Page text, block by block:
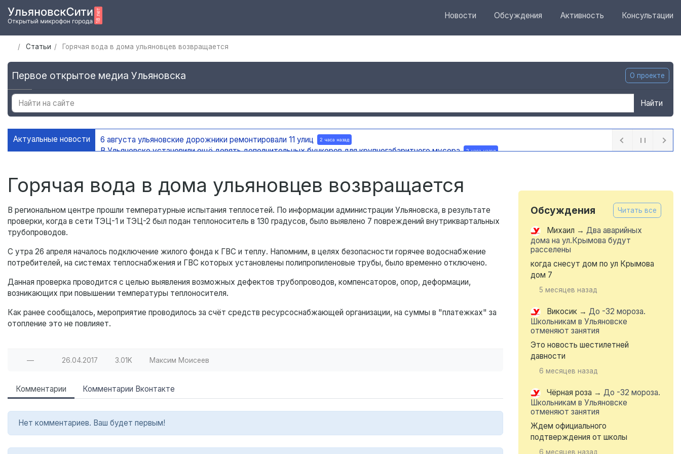
Новости Обсуждения Активность Консультации
Статьи Горячая вода в дома ульяновцев возвращается
Первое открытое медиа Ульяновска О проекте
Найти
Актуальные новости 6 августа ульяновские дорожники ремонтировали 11 улиц 2 часа назад
В Ульяновске установили ещё девять дополнительных бункеров для крупногабаритного мусора 2 часа назад
Горячая вода в дома ульяновцев возвращается
В региональном центре прошли температурные испытания теплосетей. По информации администрации Ульяновска, в результате
проверки, когда в сети ТЭЦ-1 и ТЭЦ-2 был подан теплоноситель в 130 градусов, было выявлено 7 повреждений внутриквартальных
трубопроводов.
С утра 26 апреля началось подключение жилого фонда к ГВС и теплу. Напомним, в целях безопасности горячее водоснабжение
потребителей, на системах теплоснабжения и ГВС которых установлены полипропиленовые трубы, было временно отключено.
Данная проверка проводится с целью выявления возможных дефектов трубопроводов, компенсаторов, опор, деформации,
возникающих при повышении температуры теплоносителя.
Как ранее сообщалось, мероприятие проводилось за счёт средств ресурсоснабжающей организации, на суммы в "платежках" за
отопление это не повлияет.
— 26.04.2017 3.01K Максим Моисеев
Комментарии Комментарии Вконтакте
Нет комментариев. Ваш будет первым!
Обсуждения Читать все
Михаил → Два аварийных
дома на ул.Крымова будут
расселены
когда снесут дом по ул Крымова
дом 7
5 месяцев назад
Викосик → До -32 мороза.
Школьникам в Ульяновске
отменяют занятия
Это новость шестилетней
давности
6 месяцев назад
Чёрная роза → До -32 мороза.
Школьникам в Ульяновске
отменяют занятия
Ждем официального
подтверждения от школы
6 месяцев назад